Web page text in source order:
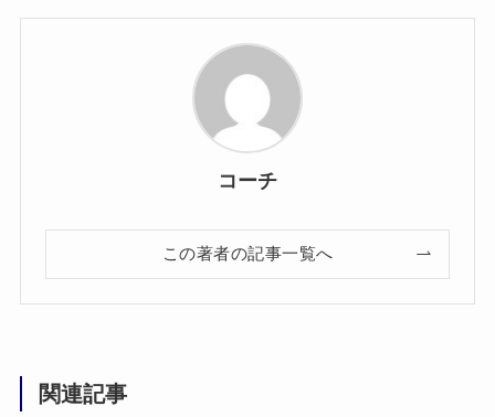
コーチ
この著者の記事一覧へ
関連記事